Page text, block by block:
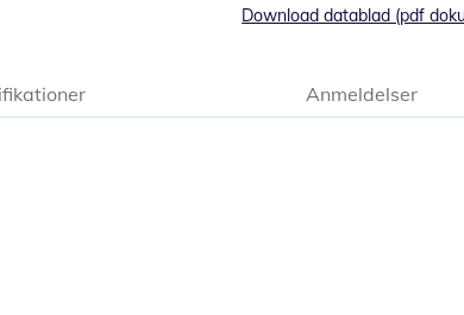
Download datablad (pdf
Anmeldelser